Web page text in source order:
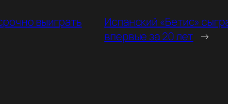
выиграть
Испанский «Бетис»
впервые за 20 лет →